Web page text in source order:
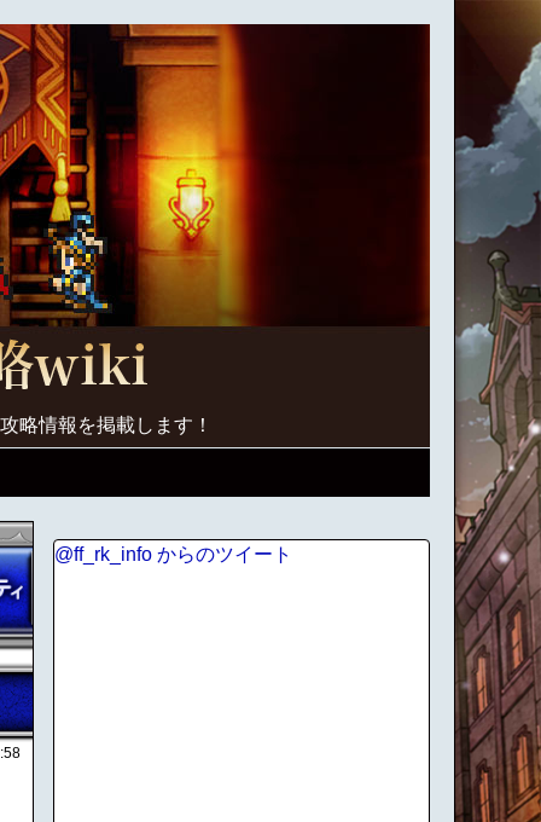
略情報を掲載します！
@ff_rk_info からのツイート